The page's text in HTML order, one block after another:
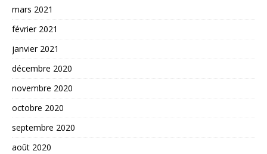
mars 2021
février 2021
janvier 2021
décembre 2020
novembre 2020
octobre 2020
septembre 2020
août 2020